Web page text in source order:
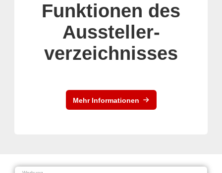
Funktionen des
Aussteller-
verzeichnisses
Mehr Informationen